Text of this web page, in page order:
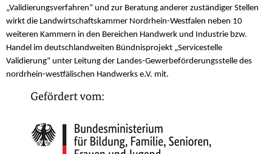
„Validierungsverfahren“ und zur Beratung anderer zuständiger Stellen
wirkt die Landwirtschaftskammer Nordrhein-Westfalen neben 10
weiteren Kammern in den Bereichen Handwerk und Industrie bzw.
Handel im deutschlandweiten Bündnisprojekt „Servicestelle
Validierung“ unter Leitung der Landes-Gewerbeförderungsstelle des
nordrhein-westfälischen Handwerks e.V. mit.